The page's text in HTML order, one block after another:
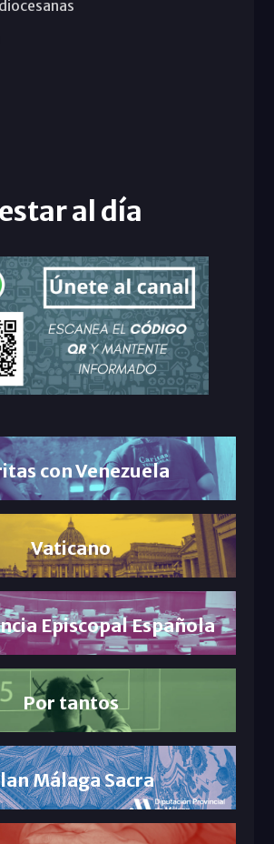
al día
con Venezuela
Vaticano
Episcopal Española
Por tantos
Málaga Sacra